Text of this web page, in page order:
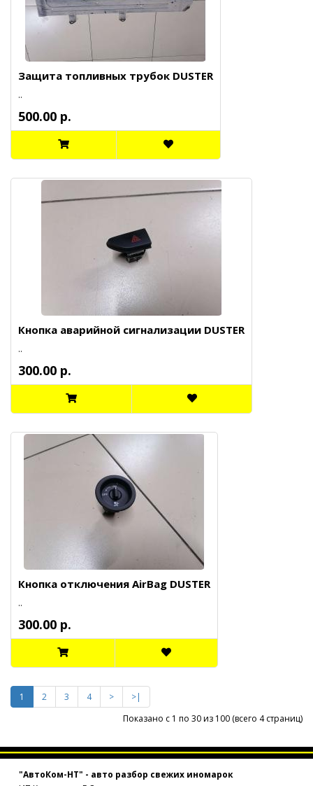
Защита топливных трубок DUSTER
..
500.00 р.
Кнопка аварийной сигнализации DUSTER
..
300.00 р.
Кнопка отключения AirBag DUSTER
..
300.00 р.
1 2 3 4 >
>|
Показано с 1 по 30 из 100 (всего 4 страниц)
"АвтоКом-НТ" - авто разбор свежих иномарок